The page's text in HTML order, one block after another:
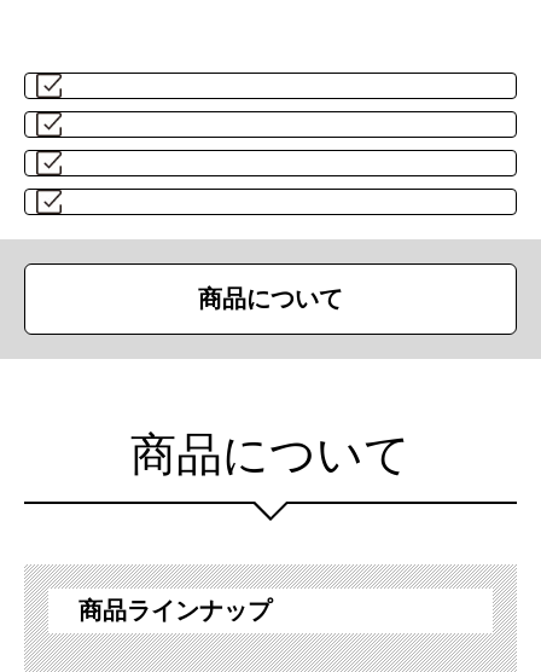
商品について
商品について
商品ラインナップ